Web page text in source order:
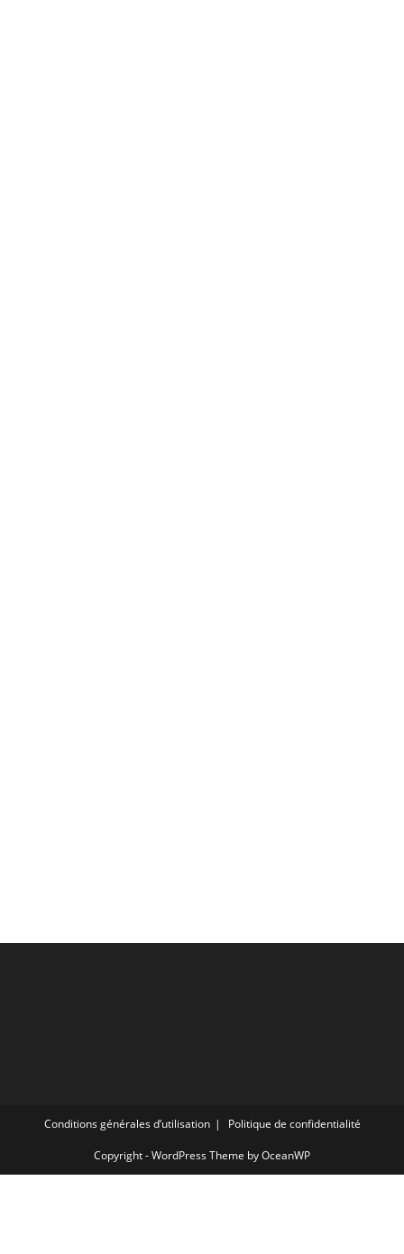
Conditions générales d’utilisation Politique de confidentialité
Copyright - WordPress Theme by OceanWP